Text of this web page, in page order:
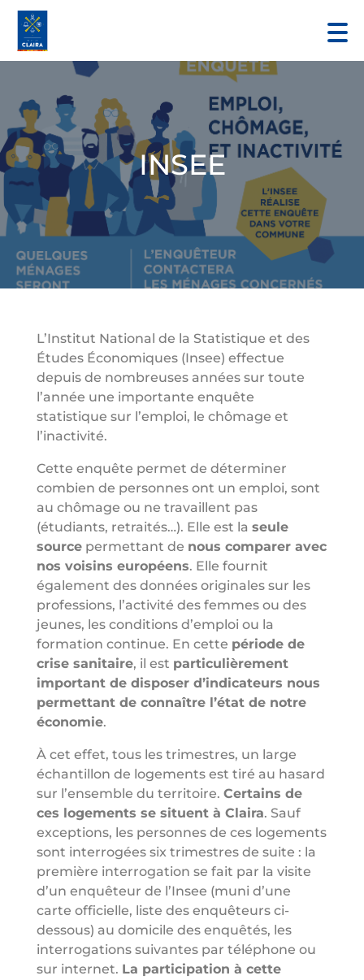
INSEE
L’Institut National de la Statistique et des
Études Économiques (Insee) effectue
depuis de nombreuses années sur toute
l’année une importante enquête
statistique sur l’emploi, le chômage et
l’inactivité.
Cette enquête permet de déterminer
combien de personnes ont un emploi, sont
au chômage ou ne travaillent pas
(étudiants, retraités…). Elle est la seule
sourcepermettant de nous comparer avec
nos voisins européens. Elle fournit
également des données originales sur les
professions, l’activité des femmes ou des
jeunes, les conditions d’emploi ou la
formation continue. En cette période de
crise sanitaire, il est particulièrement
important de disposer d’indicateurs nous
permettant de connaître l’état de notre
économie.
À cet effet, tous les trimestres, un large
échantillon de logements est tiré au hasard
sur l’ensemble du territoire. Certains de
ces logements se situent à Claira. Sauf
exceptions, les personnes de ces logements
sont interrogées six trimestres de suite : la
première interrogation se fait par la visite
d’un enquêteur de l’Insee (muni d’une
carte officielle, liste des enquêteurs ci-
dessous) au domicile des enquêtés, les
interrogations suivantes par téléphone ou
sur internet. La participation à cette